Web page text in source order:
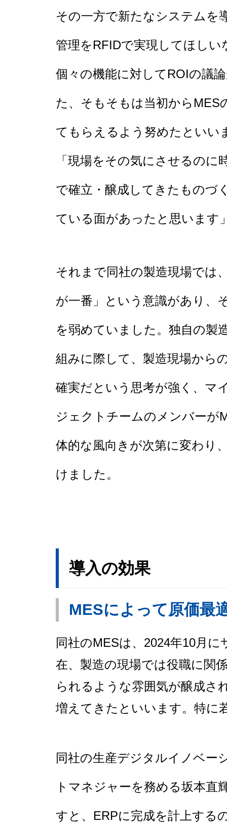
その一方で新たなシステムを
管理をRFIDで実現してほし
個々の機能に対してROIの議
た、そもそもは当初からMES
てもらえるよう努めたといい
「現場をその気にさせるの
で確立・醸成してきたものづ
ている面があったと思います
それまで同社の製造現場では
が一番」という意識があり、
を弱めていました。独自の製
組みに際して、製造現場から
確実だという思考が強く、マ
ジェクトチームのメンバーが
体的な風向きが次第に変わり
けました。
導入の効果
MESによって原価最
同社のMESは、2024年10月
在、製造の現場では役職に関
られるような雰囲気が醸成さ
増えてきたといいます。特に
同社の生産デジタルイノベー
トマネジャーを務める坂本直
すと、ERPに完成を計上する